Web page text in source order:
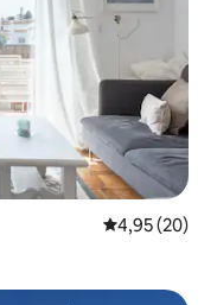
4,95 de uma
4,95 (20)